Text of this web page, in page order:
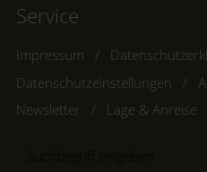
Service
Impressum
Datenschutzeinstellungen
Newsletter
Lage & Anreise